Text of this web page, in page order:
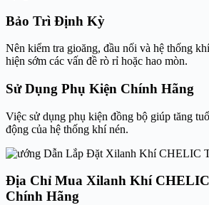
Bảo Trì Định Kỳ
Nên kiểm tra gioăng, đầu nối và hệ thống
hiện sớm các vấn đề rò rỉ hoặc hao mòn.
Sử Dụng Phụ Kiện Chính Hãng
Việc sử dụng phụ kiện đồng bộ giúp tăng
động của hệ thống khí nén.
Địa Chỉ Mua Xilanh Khí CHELIC
Chính Hãng